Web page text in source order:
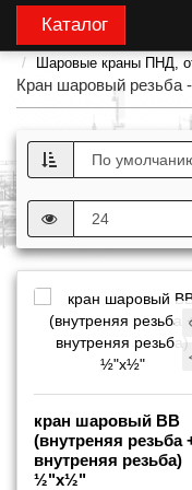
Каталог
Шаровые краны ПНД,
Кран шаровый резьба
кран шаровый ВВ
(внутреняя резьба
внутреняя резьба)
½"х½"